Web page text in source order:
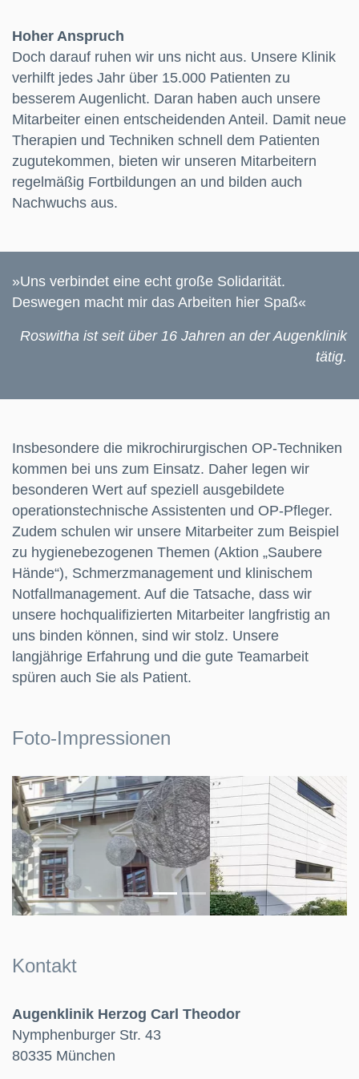
Hoher Anspruch
Doch darauf ruhen wir uns nicht aus. Unsere Klinik
verhilft jedes Jahr über 15.000 Patienten zu
besserem Augenlicht. Daran haben auch unsere
Mitarbeiter einen entscheidenden Anteil. Damit neue
Therapien und Techniken schnell dem Patienten
zugutekommen, bieten wir unseren Mitarbeitern
regelmäßig Fortbildungen an und bilden auch
Nachwuchs aus.
»Uns verbindet eine echt große Solidarität.
Deswegen macht mir das Arbeiten hier Spaß«
Roswitha ist seit über 16 Jahren an der Augenklinik
tätig.
Insbesondere die mikrochirurgischen OP-Techniken
kommen bei uns zum Einsatz. Daher legen wir
besonderen Wert auf speziell ausgebildete
operationstechnische Assistenten und OP-Pfleger.
Zudem schulen wir unsere Mitarbeiter zum Beispiel
zu hygienebezogenen Themen (Aktion „Saubere
Hände“), Schmerzmanagement und klinischem
Notfallmanagement. Auf die Tatsache, dass wir
unsere hochqualifizierten Mitarbeiter langfristig an
uns binden können, sind wir stolz. Unsere
langjährige Erfahrung und die gute Teamarbeit
spüren auch Sie als Patient.
Foto-Impressionen
Previous Next
Kontakt
Augenklinik Herzog Carl Theodor
Nymphenburger Str. 43
80335 München